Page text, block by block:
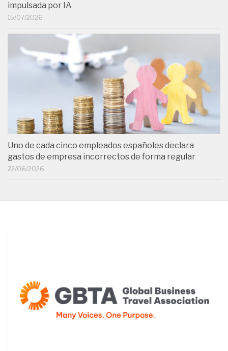
impulsada por IA
15/07/2026
Uno de cada cinco empleados españoles declara
gastos de empresa incorrectos de forma regular
22/06/2026